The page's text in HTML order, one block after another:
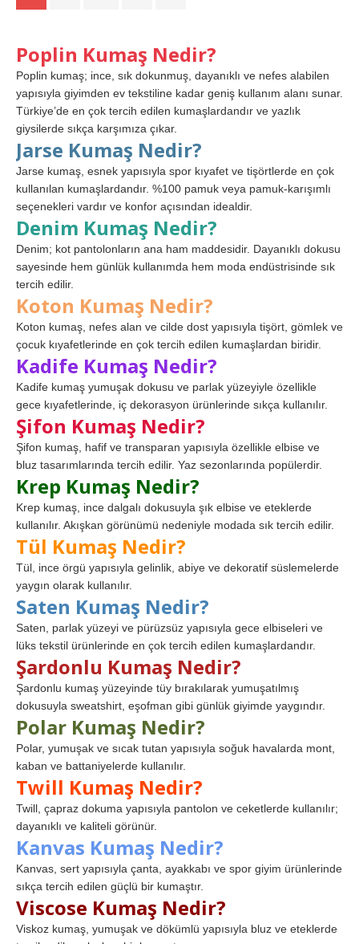
Poplin Kumaş Nedir?
Poplin kumaş; ince, sık dokunmuş, dayanıklı ve nefes alabilen
yapısıyla giyimden ev tekstiline kadar geniş kullanım alanı sunar.
Türkiye’de en çok tercih edilen kumaşlardandır ve yazlık
giysilerde sıkça karşımıza çıkar.
Jarse Kumaş Nedir?
Jarse kumaş, esnek yapısıyla spor kıyafet ve tişörtlerde en çok
kullanılan kumaşlardandır. %100 pamuk veya pamuk-karışımlı
seçenekleri vardır ve konfor açısından idealdir.
Denim Kumaş Nedir?
Denim; kot pantolonların ana ham maddesidir. Dayanıklı dokusu
sayesinde hem günlük kullanımda hem moda endüstrisinde sık
tercih edilir.
Koton Kumaş Nedir?
Koton kumaş, nefes alan ve cilde dost yapısıyla tişört, gömlek ve
çocuk kıyafetlerinde en çok tercih edilen kumaşlardan biridir.
Kadife Kumaş Nedir?
Kadife kumaş yumuşak dokusu ve parlak yüzeyiyle özellikle
gece kıyafetlerinde, iç dekorasyon ürünlerinde sıkça kullanılır.
Şifon Kumaş Nedir?
Şifon kumaş, hafif ve transparan yapısıyla özellikle elbise ve
bluz tasarımlarında tercih edilir. Yaz sezonlarında popülerdir.
Krep Kumaş Nedir?
Krep kumaş, ince dalgalı dokusuyla şık elbise ve eteklerde
kullanılır. Akışkan görünümü nedeniyle modada sık tercih edilir.
Tül Kumaş Nedir?
Tül, ince örgü yapısıyla gelinlik, abiye ve dekoratif süslemelerde
yaygın olarak kullanılır.
Saten Kumaş Nedir?
Saten, parlak yüzeyi ve pürüzsüz yapısıyla gece elbiseleri ve
lüks tekstil ürünlerinde en çok tercih edilen kumaşlardandır.
Şardonlu Kumaş Nedir?
Şardonlu kumaş yüzeyinde tüy bırakılarak yumuşatılmış
dokusuyla sweatshirt, eşofman gibi günlük giyimde yaygındır.
Polar Kumaş Nedir?
Polar, yumuşak ve sıcak tutan yapısıyla soğuk havalarda mont,
kaban ve battaniyelerde kullanılır.
Twill Kumaş Nedir?
Twill, çapraz dokuma yapısıyla pantolon ve ceketlerde kullanılır;
dayanıklı ve kaliteli görünür.
Kanvas Kumaş Nedir?
Kanvas, sert yapısıyla çanta, ayakkabı ve spor giyim ürünlerinde
sıkça tercih edilen güçlü bir kumaştır.
Viscose Kumaş Nedir?
Viskoz kumaş, yumuşak ve dökümlü yapısıyla bluz ve eteklerde